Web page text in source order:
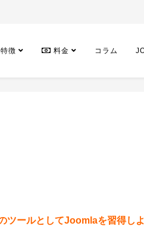
特徴 料金 コラム
ツールとしてJoomlaを習得し